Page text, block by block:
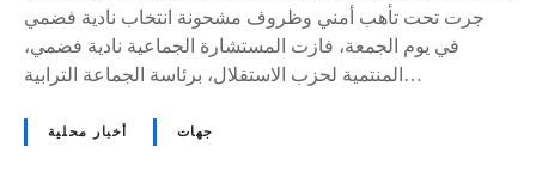
جرت تحت تأهب أمني وظروف مشحونة انتخاب نادية فضمي
في يوم الجمعة، فازت المستشارة الجماعية نادية فضمي،
المنتمية لحزب الاستقلال، برئاسة الجماعة الترابية…
أخبار محلية جهات